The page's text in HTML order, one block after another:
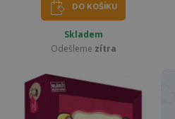
DO KOŠÍKU
Skladem
Odešleme zítra